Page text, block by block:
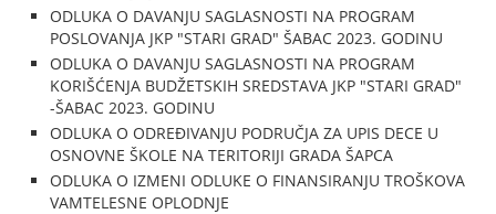
ODLUKA O DAVANJU SAGLASNOSTI NA PROGRAM
POSLOVANJA JKP "STARI GRAD" ŠABAC 2023. GODINU
ODLUKA O DAVANJU SAGLASNOSTI NA PROGRAM
KORIŠĆENJA BUDŽETSKIH SREDSTAVA JKP "STARI GRAD"
-ŠABAC 2023. GODINU
ODLUKA O ODREĐIVANJU PODRUČJA ZA UPIS DECE U
OSNOVNE ŠKOLE NA TERITORIJI GRADA ŠAPCA
ODLUKA O IZMENI ODLUKE O FINANSIRANJU TROŠKOVA
VAMTELESNE OPLODNJE